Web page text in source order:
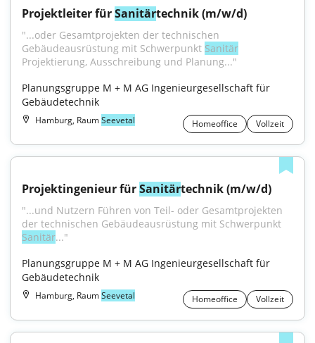
Projektleiter für Sanitärtechnik (m/w/d)
"...oder Gesamtprojekten der technischen
Gebäudeausrüstung mit Schwerpunkt Sanitär
Projektierung, Ausschreibung und Planung..."
Planungsgruppe M + M AG Ingenieurgesellschaft für
Gebäudetechnik
Hamburg, RaumSeevetal Homeoffice Vollzeit
Projektingenieur für Sanitärtechnik (m/w/d)
"...und Nutzern Führen von Teil- oder Gesamtprojekten
Sanitär..."
Planungsgruppe M + M AG Ingenieurgesellschaft für
Gebäudetechnik
Hamburg, RaumSeevetal Homeoffice Vollzeit